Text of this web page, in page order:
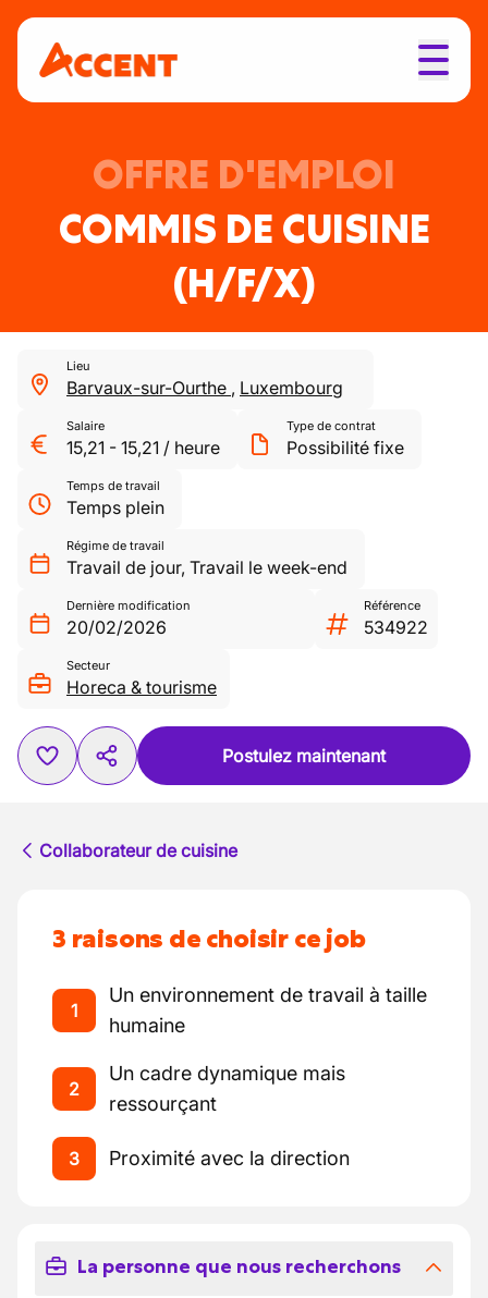
OFFRE D'EMPLOI
COMMIS DE CUISINE
(H/F/X)
Lieu
Barvaux-sur-Ourthe , Luxembourg
Salaire
15,21 - 15,21 / heure
Type de contrat
Possibilité fixe
Temps de travail
Temps plein
Régime de travail
Travail de jour, Travail le week-end
Dernière modification
20/02/2026
Référence
534922
Secteur
Horeca & tourisme
Postulez maintenant
Collaborateur de cuisine
3 raisons de choisir ce job
1
Un environnement de travail à taille
humaine
2
Un cadre dynamique mais
ressourçant
3 Proximité avec la direction
La personne que nous recherchons